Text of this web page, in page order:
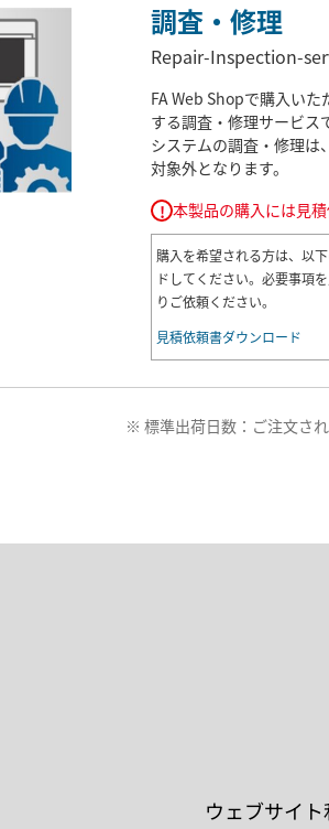
調査・修理
Repair-Inspection-
FA Web Shopで購入いた
する調査・修理サービス
システムの調査・修理は
対象外となります。
! 本製品の購入には見積
購入を希望される方は、以
ドしてください。必要事項
りご依頼ください。
見積依頼書ダウンロード
※ 標準出荷日数：ご注文さ
ウェブサイ